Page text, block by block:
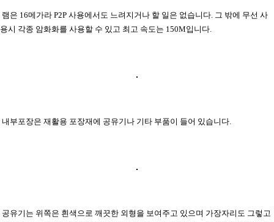
램은 16메가라 P2P 사용에서도 느려지거나 할 일은 없습니다. 그 밖에 무선 사
용시 각종 암화화를 사용할 수 있고 최고 속도는 150M입니다.
내부포장은 재활용 포장재에 공유기나 기타 부품이 들어 있습니다.
공유기는 위쪽은 흰색으로 깨끗한 외형을 보여주고 있으며 가장자리도 그렇고